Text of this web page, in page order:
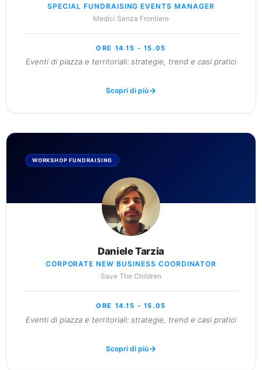
SPECIAL FUNDRAISING EVENTS MANAGER
Medici Senza Frontiere
ORE 14.15 - 15.05
Eventi di piazza e territoriali: strategie, trend e casi pratici
Scopri di più
WORKSHOP FUNDRAISING
Daniele Tarzia
CORPORATE NEW BUSINESS COORDINATOR
Save The Children
ORE 14.15 - 15.05
Eventi di piazza e territoriali: strategie, trend e casi pratici
Scopri di più